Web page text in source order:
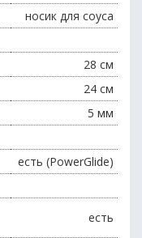
носик для соуса
28 см
24 см
5 мм
есть (PowerGlide)
есть